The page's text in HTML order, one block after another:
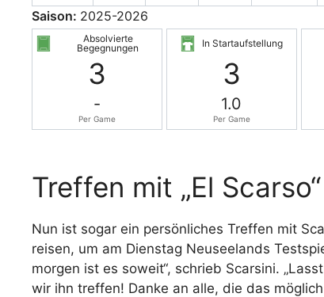
Saison: 2025-2026
Absolvierte
Begegnungen
3
-
Per Game
In Startaufstellung
3
1.0
Per Game
Treffen mit „El
Nun ist sogar ein persönliches Treffen mit
reisen, um am Dienstag Neuseelands
morgen ist es soweit“, schrieb Scarsini.
wir ihn treffen! Danke an alle, die das